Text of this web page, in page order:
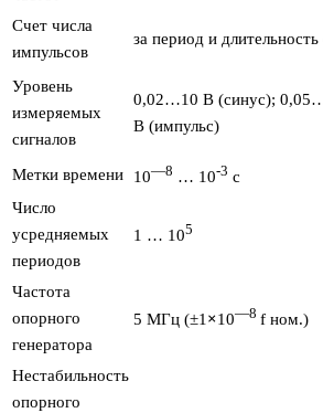
Счет числа
импульсов
за период и длительность
Уровень
измеряемых
сигналов
0,02…10 В (синус);
В (импульс)
Метки времени 10—8 … 10-3 с
Число
усредняемых
периодов
1 … 105
Частота
опорного
генератора
5 МГц (±1×10—8 f ном.)
Нестабильность
опорного